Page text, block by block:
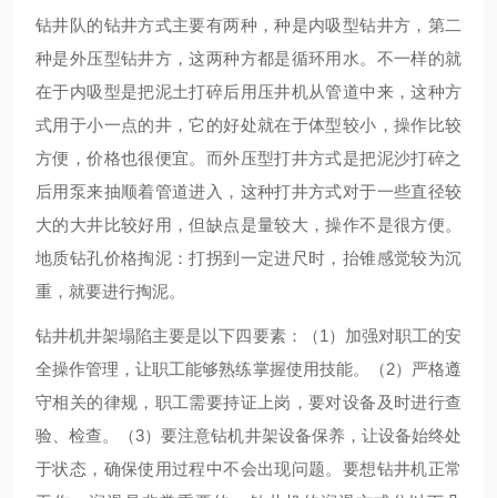
钻井队的钻井方式主要有两种，种是内吸型钻井方，第二
种是外压型钻井方，这两种方都是循环用水。不一样的就
在于内吸型是把泥土打碎后用压井机从管道中来，这种方
式用于小一点的井，它的好处就在于体型较小，操作比较
方便，价格也很便宜。而外压型打井方式是把泥沙打碎之
后用泵来抽顺着管道进入，这种打井方式对于一些直径较
大的大井比较好用，但缺点是量较大，操作不是很方便。
地质钻孔价格掏泥：打拐到一定进尺时，抬锥感觉较为沉
重，就要进行掏泥。
钻井机井架塌陷主要是以下四要素：（1）加强对职工的安
全操作管理，让职工能够熟练掌握使用技能。（2）严格遵
守相关的律规，职工需要持证上岗，要对设备及时进行查
验、检查。（3）要注意钻机井架设备保养，让设备始终处
于状态，确保使用过程中不会出现问题。要想钻井机正常